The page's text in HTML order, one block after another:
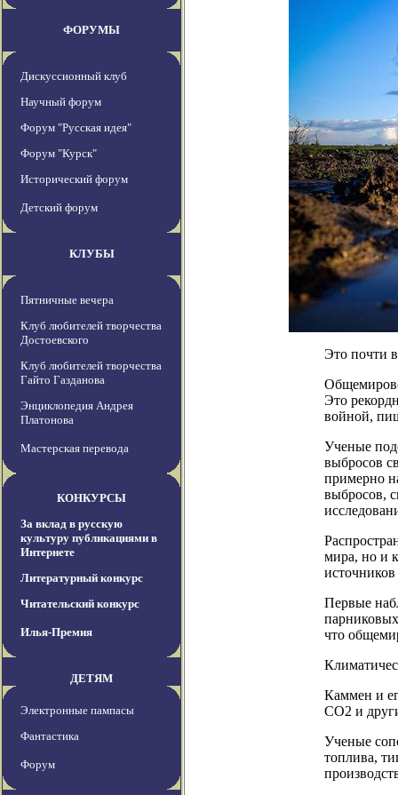
ФОРУМЫ
Дискуссионный клуб
Научный форум
Форум "Русская идея"
Форум "Курск"
Исторический форум
Детский форум
КЛУБЫ
Пятничные вечера
Клуб любителей творчества
Достоевского
Клуб любителей творчества
Гайто Газданова
Энциклопедия Андрея
Платонова
Мастерская перевода
КОНКУРСЫ
За вклад в русскую
культуру публикациями в
Интернете
Литературный конкурс
Читательский конкурс
Илья-Премия
ДЕТЯМ
Электронные пампасы
Фантастика
Форум
Это почти
Это
войной,
Ученые
выбросов
примерно
выбросов,
мира, но и
Первые
что
Каммен и
СО2 и
Ученые
топлива,